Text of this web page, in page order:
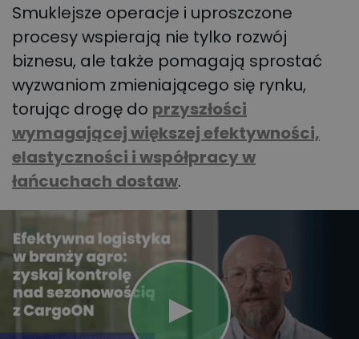
Smuklejsze operacje i uproszczone
procesy wspierają nie tylko rozwój
biznesu, ale także pomagają sprostać
wyzwaniom zmieniającego się rynku,
torując drogę do przyszłości
wymagającej większej efektywności,
elastyczności i współpracy w
łańcuchach dostaw.